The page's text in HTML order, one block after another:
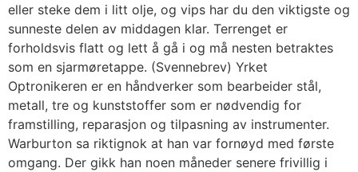
eller steke dem i litt olje, og vips har du den viktigste og
sunneste delen av middagen klar. Terrenget er
forholdsvis flatt og lett å gå i og må nesten betraktes
som en sjarmøretappe. (Svennebrev) Yrket
Optronikeren er en håndverker som bearbeider stål,
metall, tre og kunststoffer som er nødvendig for
framstilling, reparasjon og tilpasning av instrumenter.
Warburton sa riktignok at han var fornøyd med første
omgang. Der gikk han noen måneder senere frivillig i